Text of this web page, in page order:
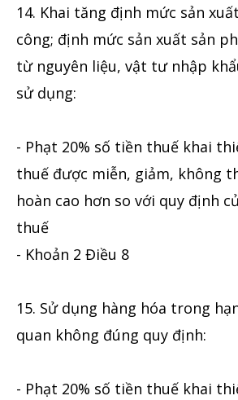
14. Khai tăng định mức sản
công; định mức sản xuất sản
từ nguyên liệu, vật tư nhập
sử dụng:
- Phạt 20% số tiền thuế khai
thuế được miễn, giảm, không
hoàn cao hơn so với quy định
thuế
- Khoản 2 Điều 8
15. Sử dụng hàng hóa trong
quan không đúng quy định:
- Phạt 20% số tiền thuế khai